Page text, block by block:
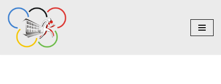
treści
Przejdź
treści